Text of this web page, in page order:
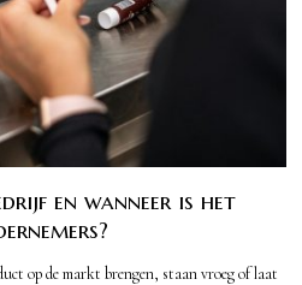
en wanneer is het
op de markt brengen, staan vroeg of laat